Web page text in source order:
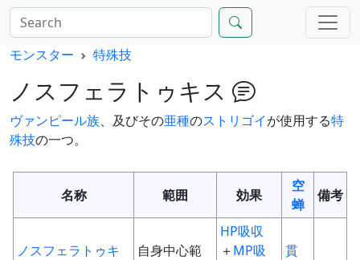
モンスター 特殊技
ノスフェラトゥキス
ヴァンピール族、及びその亜種のストリゴイが使用する特
殊技の一つ。
名称 範囲 効果
空
蝉
備考
ノスフェラトゥキ
自身中心範
HP吸収
＋MP吸
貫